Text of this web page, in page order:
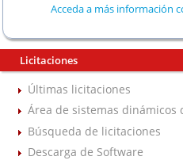
Acceda a más información
Licitaciones
Últimas licitaciones
Área de sistemas dinámicos
Búsqueda de licitaciones
Descarga de Software